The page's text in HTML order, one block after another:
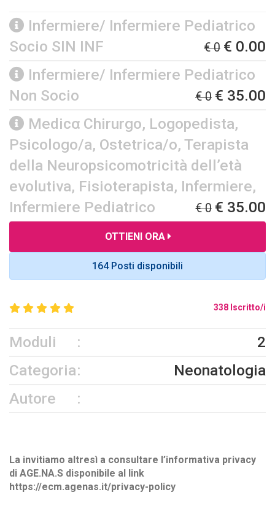
Infermiere/ Infermiere Pediatrico
Socio SIN INF
€ 0 € 0.00
Infermiere/ Infermiere Pediatrico
Non Socio
€ 0 € 35.00
Medico Chirurgo, Logopedista,
Psicologo/a, Ostetrica/o, Terapista
della Neuropsicomotricità dell’età
evolutiva, Fisioterapista, Infermiere,
Infermiere Pediatrico
€ 0 € 35.00
OTTIENI ORA
164 Posti disponibili
338 Iscritto/i
Moduli
2
Categoria
Neonatologia
Autore
La invitiamo altresì a consultare l’informativa privacy
di AGE.NA.S disponibile al link
https://ecm.agenas.it/privacy-policy